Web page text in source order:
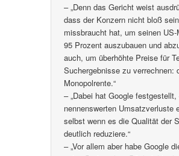
– „Denn das Gericht weist
dass der Konzern nicht bloß
missbraucht hat, um seinen
95 Prozent auszubauen und
auch, um überhöhte Preise für
Suchergebnisse zu verrechnen:
Monopolrente.“
– „Dabei hat Google
nennenswerten Umsatzverluste
selbst wenn es die Qualität der
deutlich reduziere.“
– „Vor allem aber habe Google